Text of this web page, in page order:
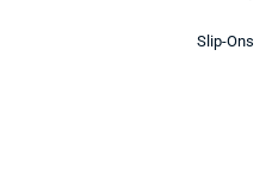
Slip-Ons